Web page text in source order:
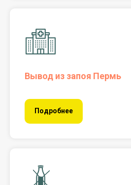
Вывод из запоя Пермь
Подробнее